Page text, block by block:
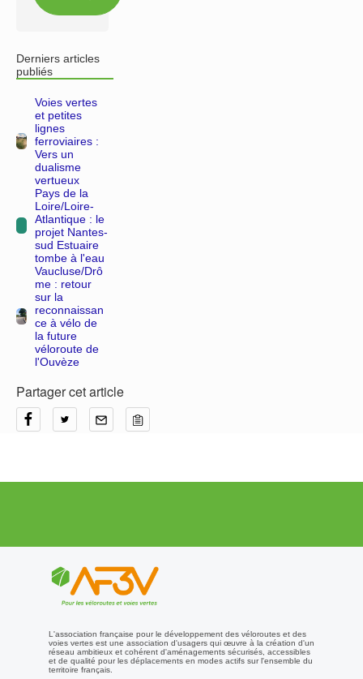
Derniers articles
publiés
Voies vertes
et petites
lignes
ferroviaires :
Vers un
dualisme
vertueux
Pays de la
Loire/Loire-
Atlantique : le
projet Nantes-
sud Estuaire
tombe à l'eau
Vaucluse/Drô
me : retour
sur la
reconnaissan
ce à vélo de
la future
véloroute de
l'Ouvèze
Partager cet article
L'association française pour le développement des véloroutes et des
voies vertes est une association d'usagers qui œuvre à la création d'un
réseau ambitieux et cohérent d'aménagements sécurisés, accessibles
et de qualité pour les déplacements en modes actifs sur l'ensemble du
territoire français.